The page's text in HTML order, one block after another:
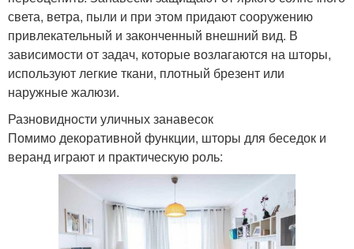
света, ветра, пыли и при этом придают сооружению
привлекательный и законченный внешний вид. В
зависимости от задач, которые возлагаются на шторы,
используют легкие ткани, плотный брезент или
наружные жалюзи.
Разновидности уличных занавесок
Помимо декоративной функции, шторы для беседок и
веранд играют и практическую роль: